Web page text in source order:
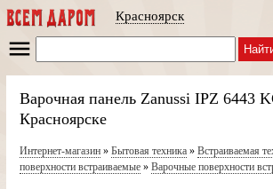
Красноярск
Варочная панель Zanussi IPZ 6443
Красноярске
Интернет-магазин» Бытовая техника» Встраиваемая
поверхности встраиваемые» Варочные поверхности